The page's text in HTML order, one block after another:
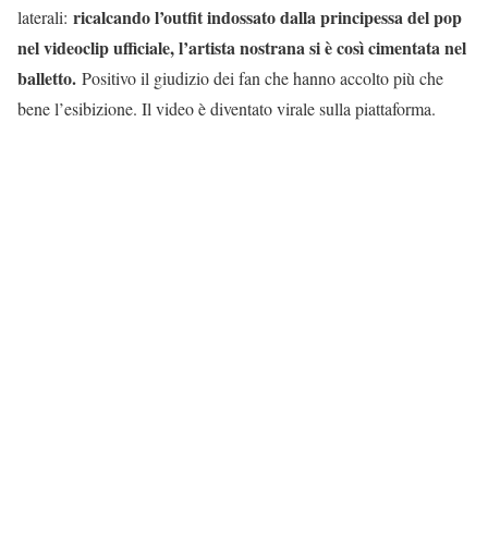
laterali: ricalcando l’outfit indossato dalla principessa del pop
nel videoclip ufficiale, l’artista nostrana si è così cimentata nel
balletto. Positivo il giudizio dei fan che hanno accolto più che
bene l’esibizione. Il video è diventato virale sulla piattaforma.